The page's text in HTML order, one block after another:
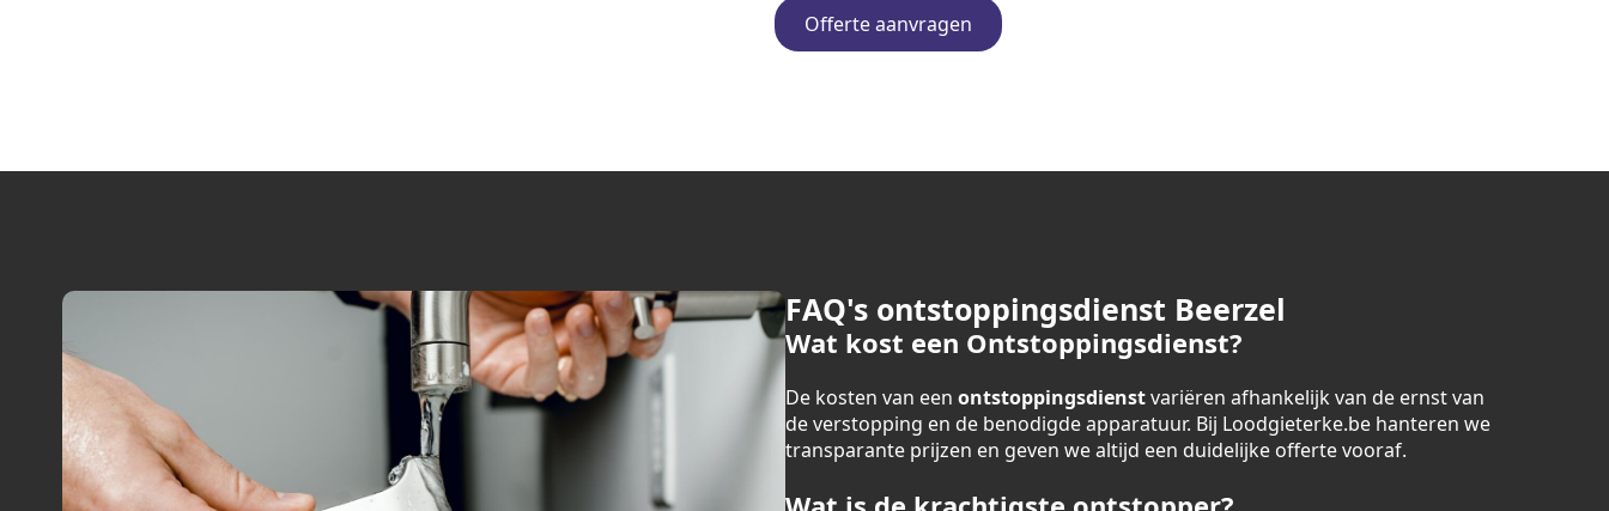
Offerte aanvragen
FAQ's ontstoppingsdienst Beerzel
Wat kost een Ontstoppingsdienst?
De kosten van een ontstoppingsdienstvariëren afhankelijk van de ernst van
de verstopping en de benodigde apparatuur. Bij Loodgieterke.be hanteren we
transparante prijzen en geven we altijd een duidelijke offerte vooraf.